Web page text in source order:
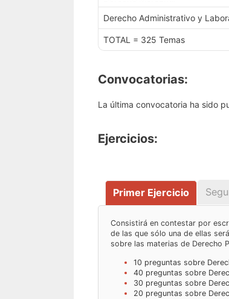
Derecho Administrativo y
TOTAL = 325 Temas
Convocatorias:
La última convocatoria ha sido
Ejercicios:
Primer Ejercicio
Consistirá en contestar por
de las que sólo una de ellas
sobre las materias de Derecho
10 preguntas sobre
40 preguntas sobre
30 preguntas sobre
20 preguntas sobre